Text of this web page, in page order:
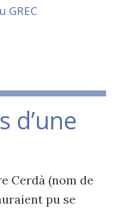
GREC
d’une
Cerdà (nom de
pu se